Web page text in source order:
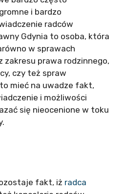
i bardzo
radców
Gdynia to osoba, która
w sprawach
zakresu prawa rodzinnego,
czy też spraw
mieć na uwadze fakt,
i możliwości
się nieocenione w toku
fakt, iż radca